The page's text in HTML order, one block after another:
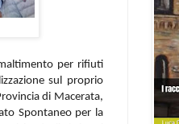
per rifiuti
sul proprio
di Macerata,
Spontaneo per la